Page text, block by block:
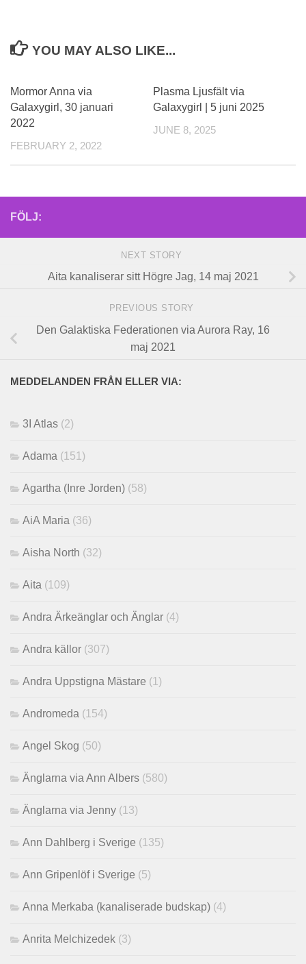
YOU MAY ALSO LIKE...
Mormor Anna via
Galaxygirl, 30 januari
2022
FEBRUARY 2, 2022
Plasma Ljusfält via
Galaxygirl | 5 juni 2025
JUNE 8, 2025
FÖLJ:
NEXT STORY
Aita kanaliserar sitt Högre Jag, 14 maj 2021
PREVIOUS STORY
Den Galaktiska Federationen via Aurora Ray, 16
maj 2021
MEDDELANDEN FRÅN ELLER VIA:
3I Atlas (2)
Adama (151)
Agartha (Inre Jorden) (58)
AiA Maria (36)
Aisha North (32)
Aita (109)
Andra Ärkeänglar och Änglar (4)
Andra källor (307)
Andra Uppstigna Mästare (1)
Andromeda (154)
Angel Skog (50)
Änglarna via Ann Albers (580)
Änglarna via Jenny (13)
Ann Dahlberg i Sverige (135)
Ann Gripenlöf i Sverige (5)
Anna Merkaba (kanaliserade budskap) (4)
Anrita Melchizedek (3)